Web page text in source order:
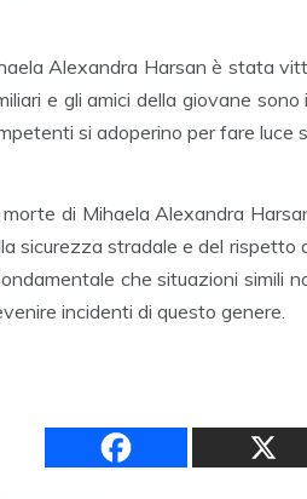
Alexandra Harsan è stata
e gli amici della giovane
si adoperino per fare luce
di Mihaela Alexandra
sicurezza stradale e del rispetto
che situazioni simili
incidenti di questo genere.